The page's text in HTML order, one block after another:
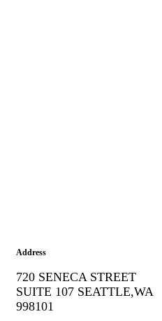
Address
720 SENECA STREET
SUITE 107 SEATTLE,WA
998101